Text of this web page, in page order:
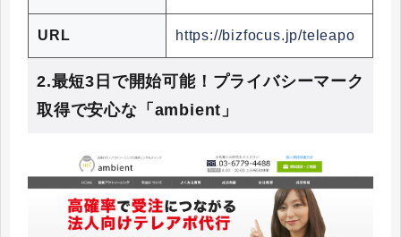
URL https://bizfocus.jp/teleapo
2.最短3日で開始可能！プライバシーマーク
取得で安心な「ambient」